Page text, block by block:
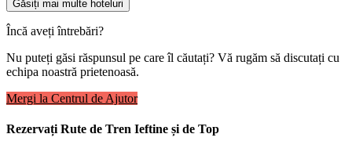
Găsiți mai multe hoteluri
Încă aveți întrebări?
Nu puteți găsi răspunsul pe care îl căutați? Vă rugăm să discutați cu
echipa noastră prietenoasă.
Mergi la Centrul de Ajutor
Rezervați Rute de Tren Ieftine și de Top